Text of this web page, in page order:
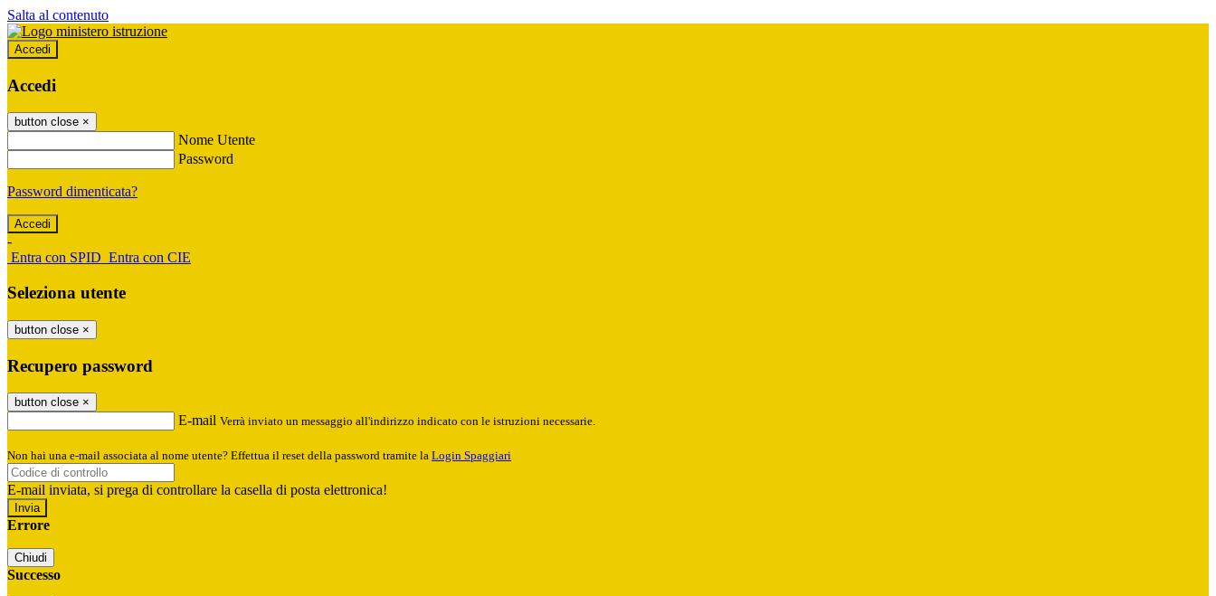
Salta al contenuto
Accedi
Accedi
button close ×
Nome Utente
Password
Password dimenticata?
-
Entra con SPID Entra con CIE
Seleziona utente
button close ×
Recupero password
button close ×
E-mail Verrà inviato un messaggio all'indirizzo indicato con le istruzioni necessarie.
Non hai una e-mail associata al nome utente? Effettua il reset della password tramite la Login Spaggiari
E-mail inviata, si prega di controllare la casella di posta elettronica!
Errore
Chiudi
Successo